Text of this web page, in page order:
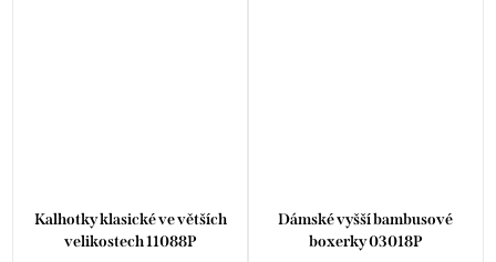
Kalhotky klasické ve větších
velikostech 11088P
Dámské vyšší bambusové
boxerky 03018P